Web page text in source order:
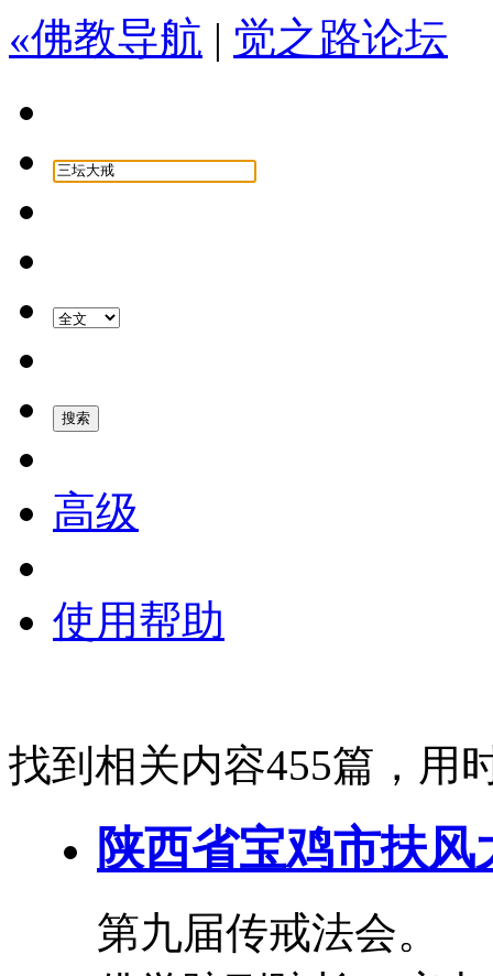
«佛教导航 | 觉之路论坛
高级
使用帮助
找到相关内容455篇，用
陕西省宝鸡市扶
第九届传戒法会。